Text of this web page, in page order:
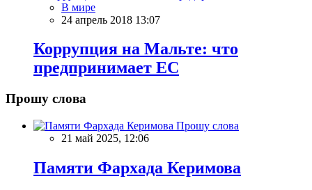
В мире
24 апрель 2018 13:07
Коррупция на Мальте: что
предпринимает ЕС
Прошу слова
Прошу слова
21 май 2025, 12:06
Памяти Фархада Керимова